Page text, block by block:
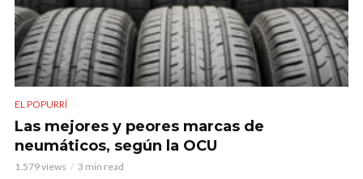
EL POPURRÍ
Las mejores y peores marcas de
neumáticos, según la OCU
1.579 views 3 min read